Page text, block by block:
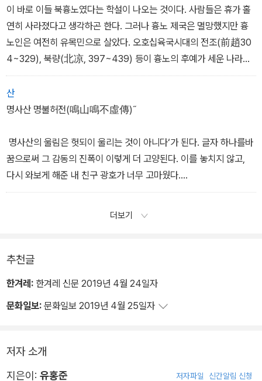
난 땅덩이에서 치열하게 싸우면서도 심오하게 생각하고 정교하게문
화를 창조했던 이 욕심 사나운 민족의 역사를 회상했다. 그리고 이
런 거대한 국토에 거대한 인구와 거대한 문명을 갖고 있는 중국에 비
할 때 초라할 정도로 땅은 좁고, 인구도 적은 우리나라의 사정과 역사
가 떠오르지 않을 수 없었다.
그러나 한편으로 생각하자니 우리는 그 좁은 영토에서 삶을 영위하면
서도 중국 변방의 다른 소수민족과는 달리 끝끝내 중국에 정복당하
도 동아시아에서 당당한 문화적 지분을 갖고 있는 문명국가로 부상
해 있음이 대견하고 자랑스러웠다. 그런 우리 역사의 저력, 그리고 후
손들에게 스스로의 운명을 스스로 결정할 수 있는 독립된 민족국가로
이 바로 이들 북흉노였다는 학설이 나오는 것이다. 사람들은 휴가 홀
연히 사라졌다고 생각하곤 한다. 그러나 흉노 제국은 멸망했지만 흉
노인은 여전히 유목민으로 살았다. 오호십육국시대의 전조(前趙30
4~329), 북량(北凉, 397~439) 등이 흉노의 후예가 세운 나라였
다.
한편 이들이 사용했던 동복(銅)이라는 이동용 가마솥이 우리나라 가
야 유적에서도 발굴되어 가야의 상층부가 북방에서 내려왔다는 가설
도 나타나지 않는다.
내가 지금 하서주랑에 와서 흉노의 역사를 이렇게 일별하자니 중국
에 있는 55개 소수민족의 처지를 우리와 자연히 비교해보게 된다. 중
국인이 오랑캐라고 부른 변경민족의 흥망성쇠와 영욕을 보자면 오늘
며 조상들 삶의 방식을 이어가거나, 아예 더 서쪽으로 밀려나 우즈베
프가니스탄 등 ‘스탄 자가 붙어 있는 중앙아시아의 여러 나라들이 되
이렇게 생각하면서 동아시아 제민족의 역사에서 우리 민족이 견지
한 역사적 생명력이 얼마나 강한지를 새삼 깨닫는다. 하나의 민족이
우리에 내린 유산이고 축복이다. 하서주랑에 서린 흉노의 역사가 이
를 절절히 기르쳐준다.
산
명사산 명불허전(鳴山鳴不虛傳)˝
명사산의 울림은 헛되이 울리는 것이 아니다‘가 된다. 글자 하나를바
꿈으로써 그 감동의 진폭이 이렇게 더 고양된다. 이를 놓치지 않고,
다시 와보게 해준 내 친구 광호가 너무 고마웠다.
덧신을 반납하러 입구의 광장으로 나와 다시 명사산을 바라보며 떠
떠나기 싫은 발걸음을 무겁게 옮기면서 가다가는 뒤돌아 명사산의아
서 모두들 오늘 밤 달이 뜰 때 여기에 와서 술 한잔 걸치면 우리 마음
을 또 어떻게 울릴 것인가라고 헛기분을 내며 주차장에 다다랐다.
더보기
추천글
한겨레: 한겨레 신문 2019년 4월 24일자
문화일보: 문화일보 2019년 4월 25일자
저자 소개
지은이: 유홍준 저자파일 신간알림 신청